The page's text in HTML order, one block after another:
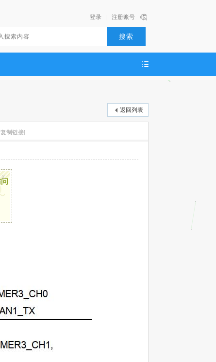
注册账号
登录
搜索
返回列表
[复制链接]
x